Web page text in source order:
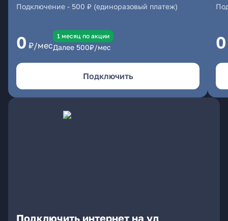
Подключение - 500 ₽ (единоразовый платеж)
0 ₽/мес
1 месяц по акции
Далее 500₽/мес
Подключить
0
Подключить интернет на ул